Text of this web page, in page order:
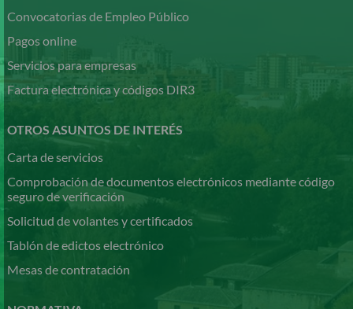
Convocatorias de Empleo Público
Pagos online
Servicios para empresas
Factura electrónica y códigos DIR3
OTROS ASUNTOS DE INTERÉS
Carta de servicios
Comprobación de documentos electrónicos mediante código
seguro de verificación
Solicitud de volantes y certificados
Tablón de edictos electrónico
Mesas de contratación